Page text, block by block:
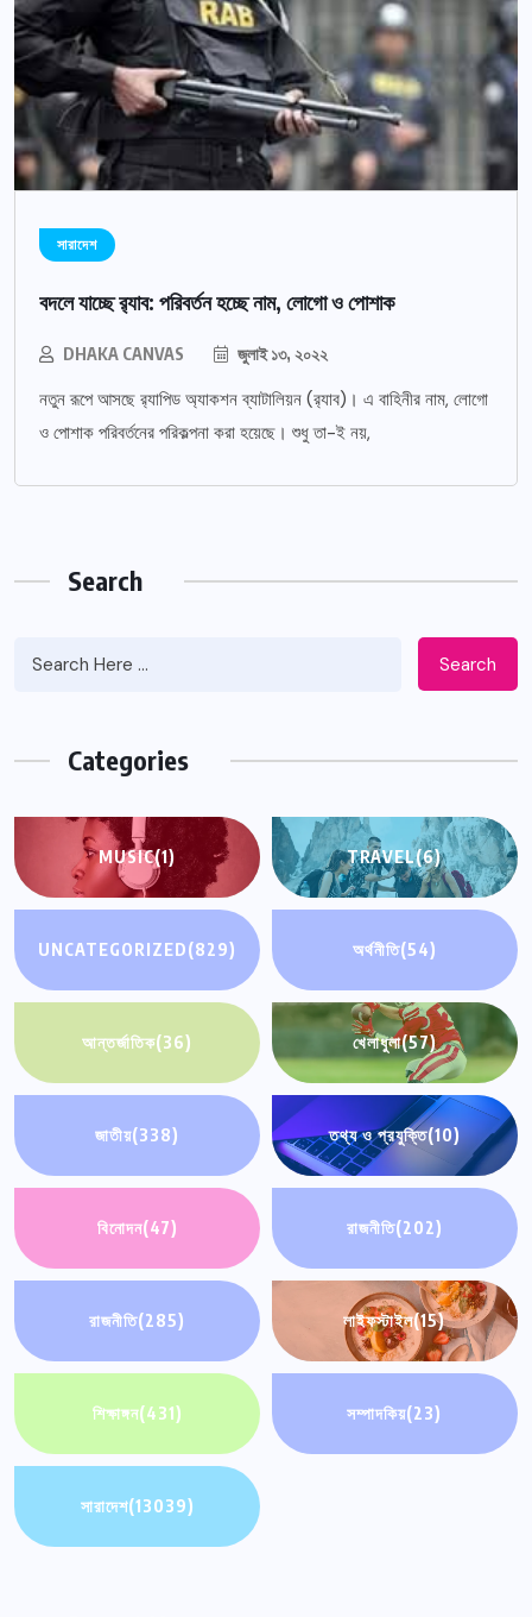
সারাদেশ
বদলে যাচ্ছে র‌্যাব: পরিবর্তন হচ্ছে নাম, লোগো ও পোশাক
DHAKA CANVAS জুলাই ১৩, ২০২২
নতুন রূপে আসছে র‌্যাপিড অ্যাকশন ব্যাটালিয়ন (র‌্যাব)। এ বাহিনীর নাম, লোগো
ও পোশাক পরিবর্তনের পরিকল্পনা করা হয়েছে। শুধু তা-ই নয়,
Search
Search
Categories
MUSIC(1) TRAVEL(6)
UNCATEGORIZED(829) অর্থনীতি(54)
আন্তর্জাতিক(36) খেলাধুলা(57)
জাতীয়(338) তথ্য ও প্রযুক্তি(10)
বিনোদন(47) রাজনীতি(202)
রাজনীতি(285) লাইফস্টাইল(15)
শিক্ষাঙ্গন(431) সম্পাদকিয়(23)
সারাদেশ(13039)